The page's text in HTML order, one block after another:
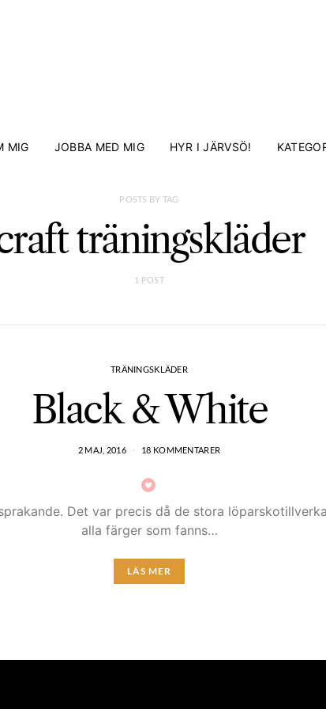
MIG JOBBA MED MIG HYR I JÄRVSÖ!
POSTS BY TAG
träningskläder
1 POST
TRÄNINGSKLÄDER
Black & White
2 MAJ, 2016 18 KOMMENTARER
Det var precis då de stora
alla färger som fanns…
LÄS MER